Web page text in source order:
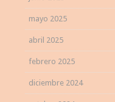
mayo 2025
abril 2025
febrero 2025
diciembre 2024